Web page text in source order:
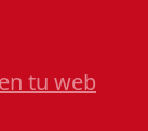
tu web